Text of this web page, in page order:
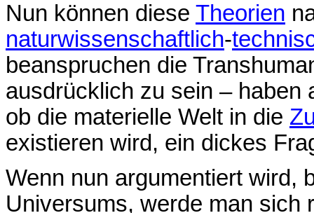
Nun können diese Theorien
naturwissenschaftlich-
beanspruchen die
ausdrücklich zu sein – haben
ob die materielle Welt in die
existieren wird, ein dickes
Wenn nun argumentiert wird,
Universums, werde man sich